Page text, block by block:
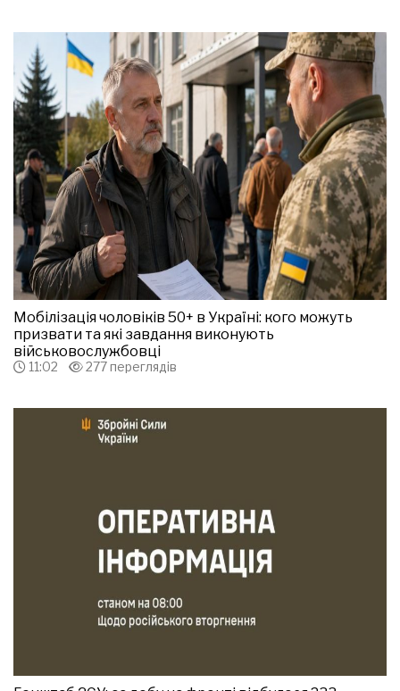
Мобілізація чоловіків 50+ в Україні: кого можуть
призвати та які завдання виконують
військовослужбовці
11:02 277 переглядів